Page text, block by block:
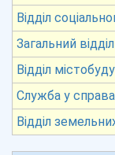
Відділ
Загальний відділ
Відділ
Служба у
Відділ